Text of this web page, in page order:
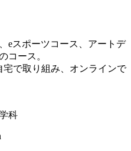
eスポーツコース、アートデ
コース。
宅で取り組み、オンラインで
科